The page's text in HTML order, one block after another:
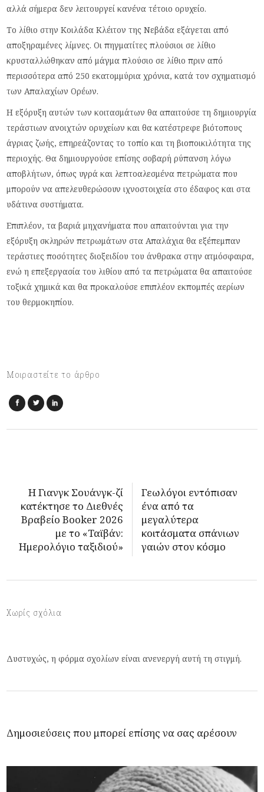
αλλά σήμερα δεν λειτουργεί κανένα τέτοιο ορυχείο.
Το λίθιο στην Κοιλάδα Κλέιτον της Νεβάδα εξάγεται από
αποξηραμένες λίμνες. Οι πηγματίτες πλούσιοι σε λίθιο
κρυσταλλώθηκαν από μάγμα πλούσιο σε λίθιο πριν από
περισσότερα από 250 εκατομμύρια χρόνια, κατά τον σχηματισμό
των Απαλαχίων Ορέων.
Η εξόρυξη αυτών των κοιτασμάτων θα απαιτούσε τη δημιουργία
τεράστιων ανοιχτών ορυχείων και θα κατέστρεφε βιότοπους
άγριας ζωής, επηρεάζοντας το τοπίο και τη βιοποικιλότητα της
περιοχής. Θα δημιουργούσε επίσης σοβαρή ρύπανση λόγω
αποβλήτων, όπως υγρά και λεπτοαλεσμένα πετρώματα που
μπορούν να απελευθερώσουν ιχνοστοιχεία στο έδαφος και στα
υδάτινα συστήματα.
Επιπλέον, τα βαριά μηχανήματα που απαιτούνται για την
εξόρυξη σκληρών πετρωμάτων στα Απαλάχια θα εξέπεμπαν
τεράστιες ποσότητες διοξειδίου του άνθρακα στην ατμόσφαιρα,
ενώ η επεξεργασία του λιθίου από τα πετρώματα θα απαιτούσε
τοξικά χημικά και θα προκαλούσε επιπλέον εκπομπές αερίων
του θερμοκηπίου.
Μοιραστείτε το άρθρο
Η Γιανγκ Σουάνγκ-ζί
κατέκτησε το Διεθνές
Βραβείο Booker 2026
με το «Ταϊβάν:
Ημερολόγιο ταξιδιού»
Γεωλόγοι εντόπισαν
ένα από τα
μεγαλύτερα
κοιτάσματα σπάνιων
γαιών στον κόσμο
Χωρίς σχόλια
Δυστυχώς, η φόρμα σχολίων είναι ανενεργή αυτή τη στιγμή.
Δημοσιεύσεις που μπορεί επίσης να σας αρέσουν